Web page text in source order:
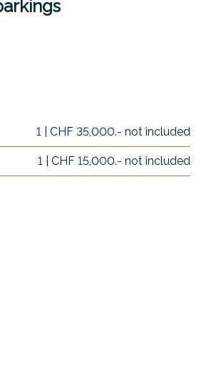
1 | CHF 35,000.- not included
1 | CHF 15,000.- not included